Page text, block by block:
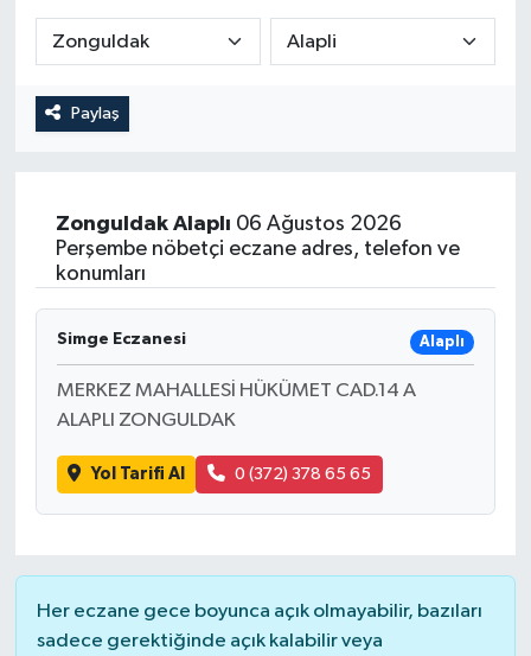
Paylaş
Zonguldak Alaplı 06 Ağustos 2026
Perşembe nöbetçi eczane adres, telefon ve
konumları
Simge Eczanesi Alaplı
MERKEZ MAHALLESİ HÜKÜMET CAD.14 A
ALAPLI ZONGULDAK
Yol Tarifi Al 0 (372) 378 65 65
Her eczane gece boyunca açık olmayabilir, bazıları
sadece gerektiğinde açık kalabilir veya
RESMİ İLAN